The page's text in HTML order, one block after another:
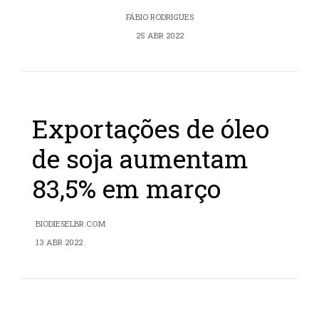
FÁBIO RODRIGUES
25 ABR 2022
Exportações de óleo
de soja aumentam
83,5% em março
BIODIESELBR.COM
13 ABR 2022